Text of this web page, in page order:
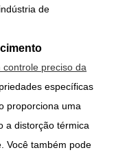
de
controle preciso da
específicas
proporciona uma
a distorção térmica
Você também pode